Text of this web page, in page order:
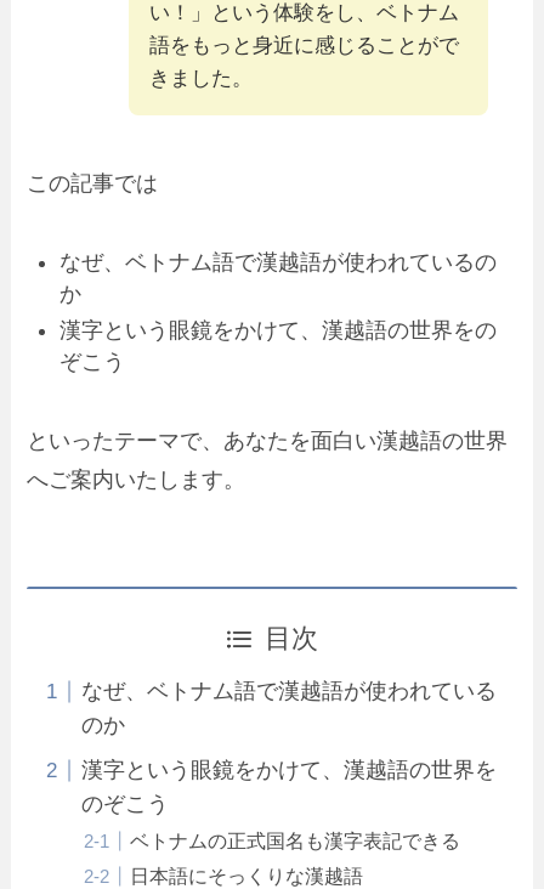
い！」という体験をし、ベトナム
語をもっと身近に感じることがで
きました。
この記事では
なぜ、ベトナム語で漢越語が使われているの
か
漢字という眼鏡をかけて、漢越語の世界をの
ぞこう
といったテーマで、あなたを面白い漢越語の世界
へご案内いたします。
目次
なぜ、ベトナム語で漢越語が使われている
のか
漢字という眼鏡をかけて、漢越語の世界を
のぞこう
ベトナムの正式国名も漢字表記できる
日本語にそっくりな漢越語